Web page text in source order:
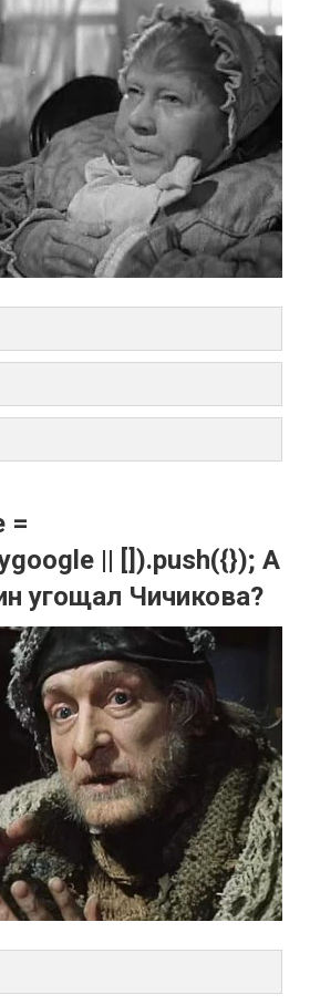
=
|| []).push({}); А
угощал Чичикова?